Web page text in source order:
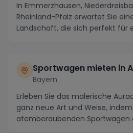
In Emmerzhausen,
Rheinland-Pfalz erwartet Sie
Landschaft, die sich perfekt für
Sportwagen mieten in
Bayern
Erleben Sie das malerische
ganz neue Art und Weise,
atemberaubenden Sportwagen